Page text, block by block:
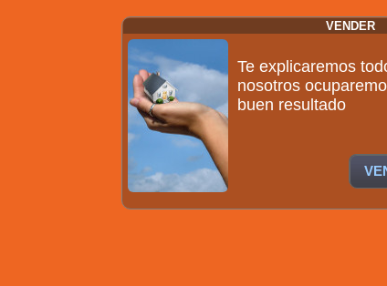
VENDER
Te explicaremos
nosotros
buen resultado